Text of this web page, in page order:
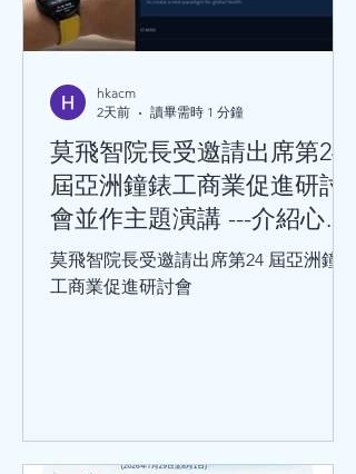
莫飛智院長受邀請出席第24
屆亞洲鐘錶工商業促進研討
會並作主題演講 ---介紹心率
變異性與心血管健康的關係
莫飛智院長受邀請出席第24 屆亞洲鐘錶
工商業促進研討會
hkacm
2天前
讀畢需時 1 分鐘